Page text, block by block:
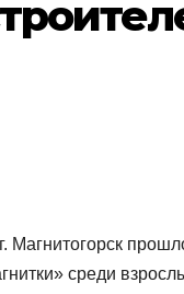
Магнитогорск
среди